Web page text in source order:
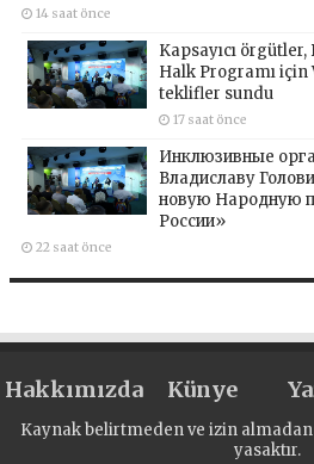
14 saat önce
Kapsayıcı örgütler,
Halk Programı için
teklifler sundu
17 saat önce
Инклюзивные
Владиславу
новую Народную
России»
22 saat önce
Hakkımızda Künye
Kaynak belirtmeden ve izin
yasaktır.